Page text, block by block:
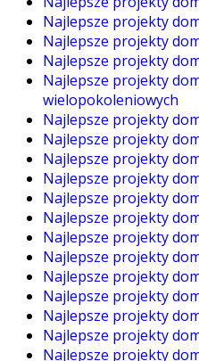
Najlepsze projekty
Najlepsze projekty
Najlepsze projekty
Najlepsze projekty
wielopokoleniowych
Najlepsze projekty
Najlepsze projekty
Najlepsze projekty
Najlepsze projekty
Najlepsze projekty
Najlepsze projekty
Najlepsze projekty
Najlepsze projekty
Najlepsze projekty
Najlepsze projekty
Najlepsze projekty
Najlepsze projekty
Najlepsze projekty